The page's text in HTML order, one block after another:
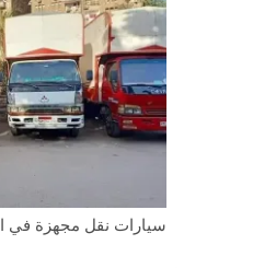
سيارات نقل مجهزة في